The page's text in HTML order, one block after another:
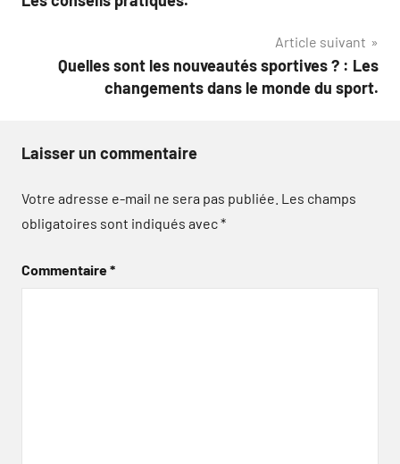
Article suivant
Quelles sont les nouveautés sportives ? : Les
changements dans le monde du sport.
Laisser un commentaire
Votre adresse e-mail ne sera pas publiée. Les champs
obligatoires sont indiqués avec*
Commentaire*